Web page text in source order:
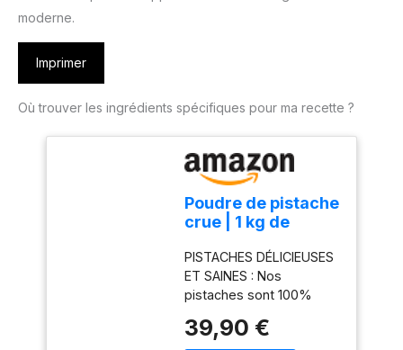
moderne.
Imprimer
Où trouver les ingrédients spécifiques pour ma recette ?
Poudre de pistache
crue | 1 kg de
poudre | Pistaches
d'origine 100%
naturelle | Idéal
pour les recettes |
Sans sel | adapté
PISTACHES DÉLICIEUSES
ET SAINES : Nos
pistaches sont 100%
Dorimed, nous travaillons
39,90 €